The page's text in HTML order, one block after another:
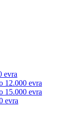
evra
12.000 evra
15.000 evra
evra